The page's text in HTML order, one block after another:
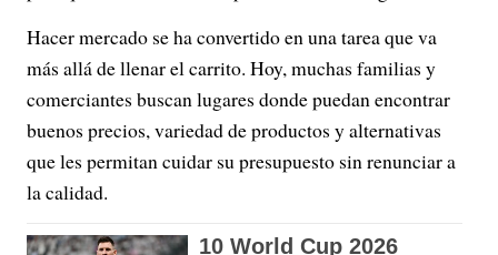
Hacer mercado se ha convertido en una tarea que va
más allá de llenar el carrito. Hoy, muchas familias y
comerciantes buscan lugares donde puedan encontrar
buenos precios, variedad de productos y alternativas
que les permitan cuidar su presupuesto sin renunciar a
la calidad.